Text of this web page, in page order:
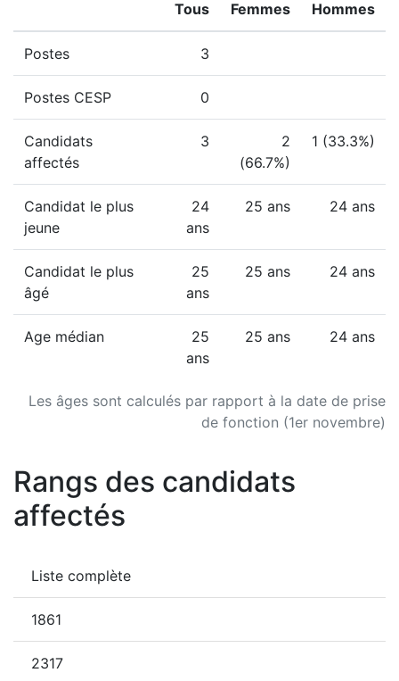
Les âges sont calculés par rapport à la date de prise
de fonction (1er novembre)
Tous Femmes Hommes
Postes 3
Postes CESP 0
Candidats
affectés
3
2
(66.7%)
1 (33.3%)
Candidat le plus
jeune
24
ans
25 ans 24 ans
Candidat le plus
âgé
25
ans
25 ans 24 ans
Age médian
25
ans
25 ans 24 ans
Rangs des candidats
affectés
Liste complète
1861
2317